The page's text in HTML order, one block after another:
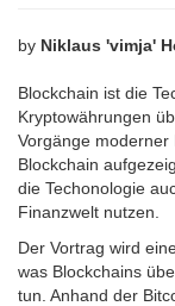
by Niklaus 'vimja'
Blockchain ist die
Kryptowährungen
Vorgänge
Blockchain
die Techonologie
Finanzwelt nutzen.
Der Vortrag wird
was Blockchains
tun. Anhand der